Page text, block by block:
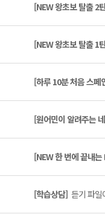
[NEW 왕초보 탈출 2
[NEW 왕초보 탈출 1
[하루 10분 처음 스페
[원어민이 알려주는
[NEW 한 번에 끝내는
[학습상담] 듣기 파일